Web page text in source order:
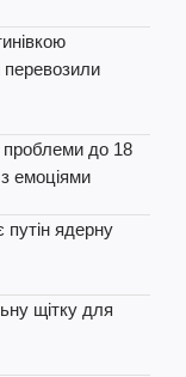
перевозили
проблеми до 18
емоціями
путін ядерну
щітку для